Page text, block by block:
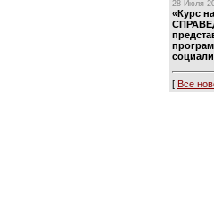
28 Июля
«Курс
[ Все